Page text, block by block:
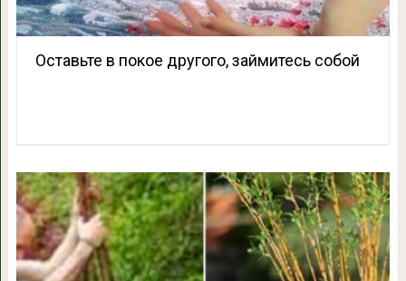
Оставьте в покое другого, займитесь собой